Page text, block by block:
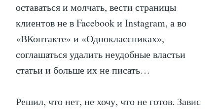
оставаться и молчать, вести страницы
клиентов не в Facebook и Instagram, а во
«ВКонтакте» и «Одноклассниках»,
соглашаться удалить неудобные властьи
статьи и больше их не писать…
Решил, что нет, не хочу, что не готов. Завис